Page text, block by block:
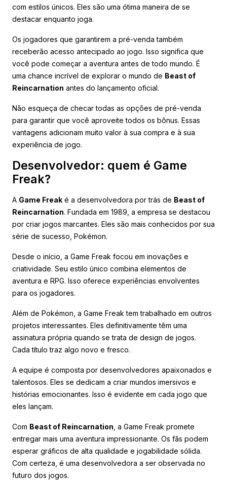
com estilos únicos. Eles são uma ótima maneira de se
destacar enquanto joga.
Os jogadores que garantirem a pré-venda também
receberão acesso antecipado ao jogo. Isso significa que
você pode começar a aventura antes de todo mundo. É
uma chance incrível de explorar o mundo de Beast of
Reincarnation antes do lançamento oficial.
Não esqueça de checar todas as opções de pré-venda
para garantir que você aproveite todos os bônus. Essas
vantagens adicionam muito valor à sua compra e à sua
experiência de jogo.
Desenvolvedor: quem é Game
Freak?
A Game Freak é a desenvolvedora por trás de Beast of
Reincarnation. Fundada em 1989, a empresa se destacou
por criar jogos marcantes. Eles são mais conhecidos por sua
série de sucesso, Pokémon.
Desde o início, a Game Freak focou em inovações e
criatividade. Seu estilo único combina elementos de
aventura e RPG. Isso oferece experiências envolventes
para os jogadores.
Além de Pokémon, a Game Freak tem trabalhado em outros
projetos interessantes. Eles definitivamente têm uma
assinatura própria quando se trata de design de jogos.
Cada título traz algo novo e fresco.
A equipe é composta por desenvolvedores apaixonados e
talentosos. Eles se dedicam a criar mundos imersivos e
histórias emocionantes. Isso é evidente em cada jogo que
eles lançam.
Com Beast of Reincarnation , a Game Freak promete
entregar mais uma aventura impressionante. Os fãs podem
esperar gráficos de alta qualidade e jogabilidade sólida.
Com certeza, é uma desenvolvedora a ser observada no
futuro dos jogos.